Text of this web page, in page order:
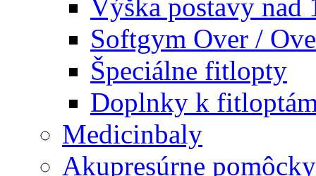
Výška postavy nad
Softgym Over /
Špeciálne fitlopty
Doplnky k
Medicinbaly
Akupresúrne pomôcky